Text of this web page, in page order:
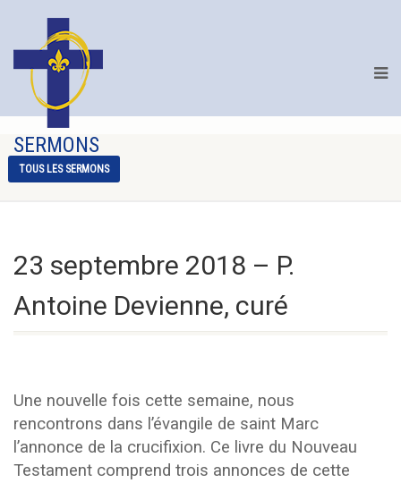
SERMONS
TOUS LES SERMONS
23 septembre 2018 – P.
Antoine Devienne, curé
Une nouvelle fois cette semaine, nous
rencontrons dans l’évangile de saint Marc
l’annonce de la crucifixion. Ce livre du Nouveau
Testament comprend trois annonces de cette